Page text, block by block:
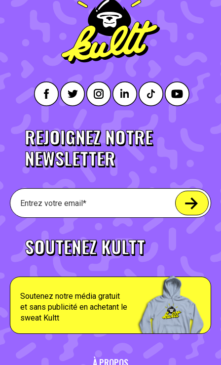
REJOIGNEZ NOTRE
NEWSLETTER
SOUTENEZ KULTT
Soutenez notre média gratuit
et sans publicité en achetant le
sweat Kultt